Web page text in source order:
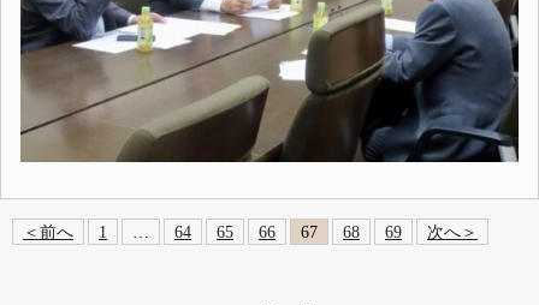
＜前へ 1 … 64 65 66 67 68 69 次へ＞